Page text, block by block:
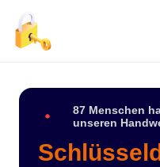
87 Menschen
unseren